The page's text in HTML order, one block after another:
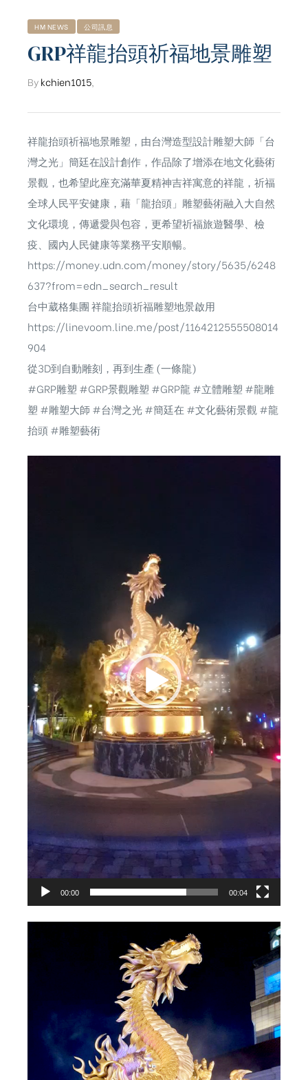
HM NEWS 公司訊息
GRP祥龍抬頭祈福地景雕塑
Bykchien1015,
祥龍抬頭祈福地景雕塑，由台灣造型設計雕塑大師「台
灣之光」簡廷在設計創作，作品除了增添在地文化藝術
景觀，也希望此座充滿華夏精神吉祥寓意的祥龍，祈福
全球人民平安健康，藉「龍抬頭」雕塑藝術融入大自然
文化環境，傳遞愛與包容，更希望祈福旅遊醫學、檢
疫、國內人民健康等業務平安順暢。
https://money.udn.com/money/story/5635/6248
637?from=edn_search_result
台中葳格集團 祥龍抬頭祈福雕塑地景啟用
https://linevoom.line.me/post/1164212555508014
904
從3D到自動雕刻，再到生產 (一條龍)
#GRP雕塑 #GRP景觀雕塑 #GRP龍 #立體雕塑 #龍雕
塑 #雕塑大師 #台灣之光 #簡廷在 #文化藝術景觀 #龍
抬頭 #雕塑藝術
00:00 00:04